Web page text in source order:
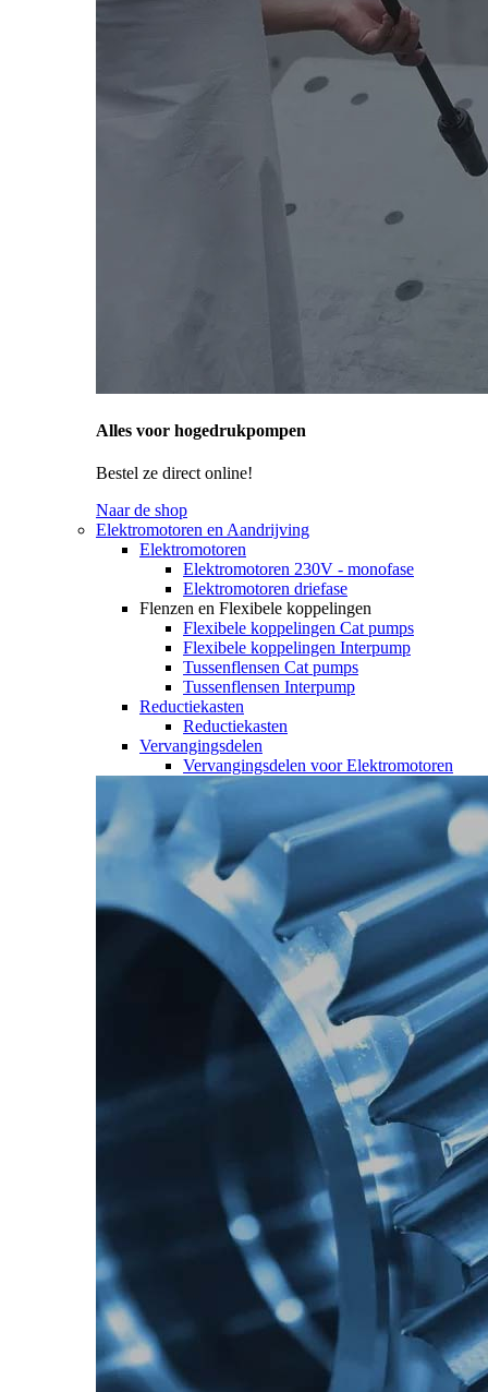
Alles voor hogedrukpompen
Bestel ze direct online!
Naar de shop
Elektromotoren en Aandrijving
Elektromotoren
Elektromotoren 230V - monofase
Elektromotoren driefase
Flenzen en Flexibele koppelingen
Flexibele koppelingen Cat pumps
Flexibele koppelingen Interpump
Tussenflensen Cat pumps
Tussenflensen Interpump
Reductiekasten
Reductiekasten
Vervangingsdelen
Vervangingsdelen voor Elektromotoren